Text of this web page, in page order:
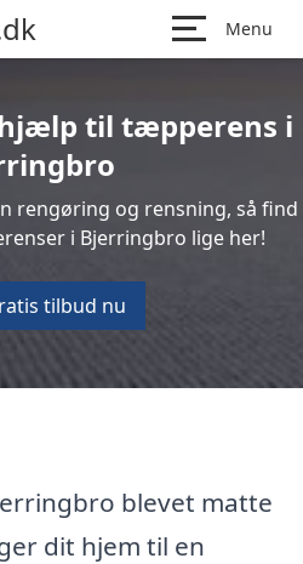
Menu
til tæpperens i
rengøring og rensning, så find
i Bjerringbro lige her!
tilbud nu
blevet matte
dit hjem til en